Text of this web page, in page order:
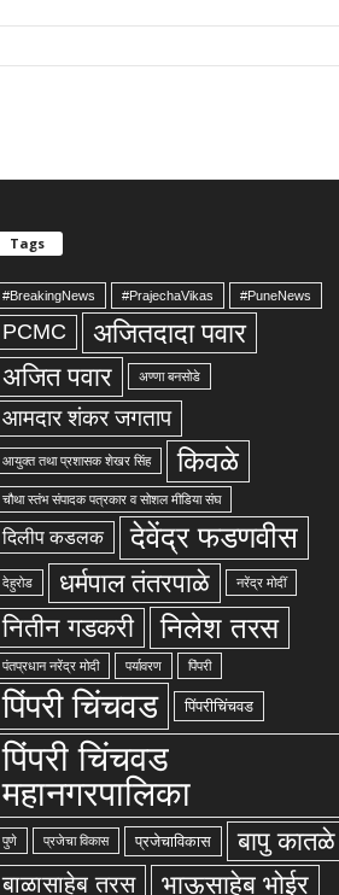
Tags
#BreakingNews #PrajechaVikas #PuneNews
PCMC अजितदादा पवार
अजित पवार अण्णा बनसोडे
आमदार शंकर जगताप
आयुक्त तथा प्रशासक शेखर सिंह किवळे
चौथा स्तंभ संपादक पत्रकार व सोशल मीडिया संघ
दिलीप कडलक देवेंद्र फडणवीस
देहुरोड धर्मपाल तंतरपाळे नरेंद्र मोदीं
नितीन गडकरी निलेश तरस
पंतप्रधान नरेंद्र मोदी पर्यावरण पिंपरी
पिंपरी चिंचवड पिंपरीचिंचवड
पिंपरी चिंचवड
महानगरपालिका
पुणे प्रजेचा विकास प्रजेचाविकास बापु कातळे
बाळासाहेब तरस भाऊसाहेब भोईर